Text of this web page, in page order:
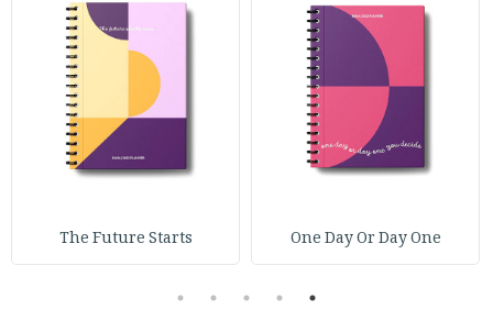
One Day Or Day One
The Future Starts
1
2
3
4
5